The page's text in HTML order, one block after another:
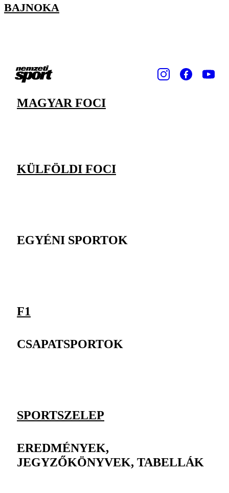
BAJNOKA
MAGYAR FOCI
KÜLFÖLDI FOCI
EGYÉNI SPORTOK
F1
CSAPATSPORTOK
SPORTSZELEP
EREDMÉNYEK,
JEGYZŐKÖNYVEK, TABELLÁK